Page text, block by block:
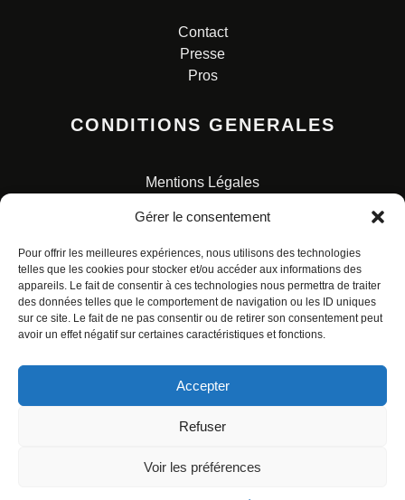
Gérer le consentement
Pour offrir les meilleures expériences, nous utilisons des technologies
telles que les cookies pour stocker et/ou accéder aux informations des
appareils. Le fait de consentir à ces technologies nous permettra de traiter
des données telles que le comportement de navigation ou les ID uniques
sur ce site. Le fait de ne pas consentir ou de retirer son consentement peut
avoir un effet négatif sur certaines caractéristiques et fonctions.
Accepter
Refuser
Voir les préférences
Contact
Presse
Pros
CONDITIONS GENERALES
Mentions Légales
Charte pour la protection des données personnelles
© ALL RIGHTS RESERVED. URBAN COMICS POUR LES